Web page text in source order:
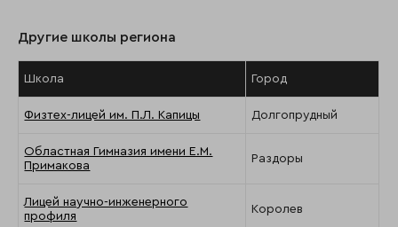
Другие школы региона
Школа Город
Физтех-лицей им. П.Л. Капицы Долгопрудный
Областная Гимназия имени Е.М.
Примакова
Раздоры
Лицей научно-инженерного
профиля
Королев